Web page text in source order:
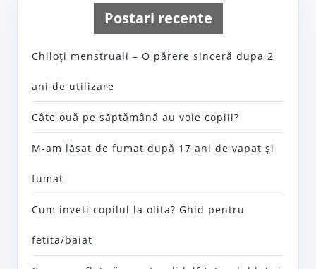
Postari recente
Chiloţi menstruali – O părere sinceră dupa 2
ani de utilizare
Câte ouă pe săptămână au voie copiii?
M-am lăsat de fumat după 17 ani de vapat şi
fumat
Cum inveti copilul la olita? Ghid pentru
fetita/baiat